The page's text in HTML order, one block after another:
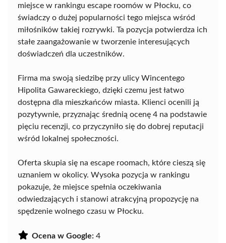
miejsce w rankingu escape roomów w Płocku, co
świadczy o dużej popularności tego miejsca wśród
miłośników takiej rozrywki. Ta pozycja potwierdza ich
stałe zaangażowanie w tworzenie interesujących
doświadczeń dla uczestników.
Firma ma swoją siedzibę przy ulicy Wincentego
Hipolita Gawareckiego, dzięki czemu jest łatwo
dostępna dla mieszkańców miasta. Klienci ocenili ją
pozytywnie, przyznając średnią ocenę 4 na podstawie
pięciu recenzji, co przyczyniło się do dobrej reputacji
wśród lokalnej społeczności.
Oferta skupia się na escape roomach, które cieszą się
uznaniem w okolicy. Wysoka pozycja w rankingu
pokazuje, że miejsce spełnia oczekiwania
odwiedzających i stanowi atrakcyjną propozycję na
spędzenie wolnego czasu w Płocku.
Ocena w Google: 4